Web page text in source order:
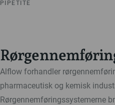
PIPETITE
Alflow forhandler
pharmaceutisk og kemisk
Rørgennemføringssystemerne